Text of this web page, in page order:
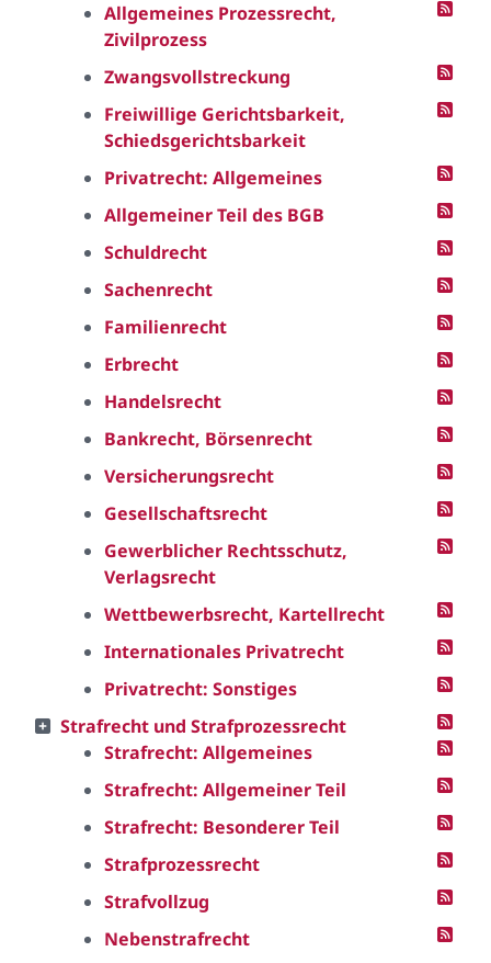
Allgemeines Prozessrecht,
Zivilprozess
Zwangsvollstreckung
Freiwillige Gerichtsbarkeit,
Schiedsgerichtsbarkeit
Privatrecht: Allgemeines
Allgemeiner Teil des BGB
Schuldrecht
Sachenrecht
Familienrecht
Erbrecht
Handelsrecht
Bankrecht, Börsenrecht
Versicherungsrecht
Gesellschaftsrecht
Gewerblicher Rechtsschutz,
Verlagsrecht
Wettbewerbsrecht, Kartellrecht
Internationales Privatrecht
Privatrecht: Sonstiges
Strafrecht und Strafprozessrecht
Strafrecht: Allgemeines
Strafrecht: Allgemeiner Teil
Strafrecht: Besonderer Teil
Strafprozessrecht
Strafvollzug
Nebenstrafrecht